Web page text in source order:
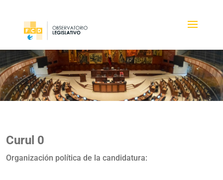
Curul 0
Organización política de la candidatura: